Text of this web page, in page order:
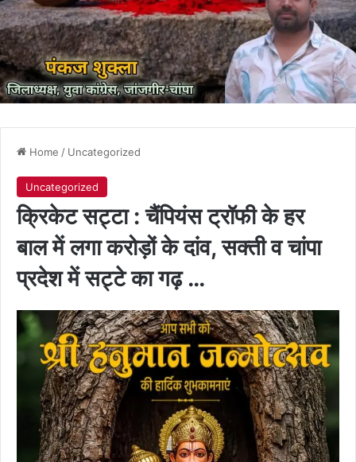
Home / Uncategorized
Uncategorized
क्रिकेट सट्टा : चैंपियंस ट्रॉफी के हर
बाल में लगा करोड़ों के दांव, सक्ती व चांपा
प्रदेश में सट्टे का गढ़ …